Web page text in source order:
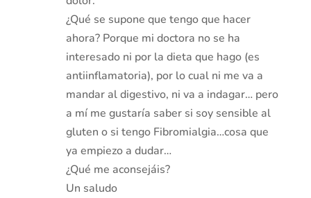
¿Qué se supone que tengo que hacer
ahora? Porque mi doctora no se ha
interesado ni por la dieta que hago (es
antiinflamatoria), por lo cual ni me va a
mandar al digestivo, ni va a indagar… pero
a mí me gustaría saber si soy sensible al
gluten o si tengo Fibromialgia…cosa que
ya empiezo a dudar…
¿Qué me aconsejáis?
Un saludo